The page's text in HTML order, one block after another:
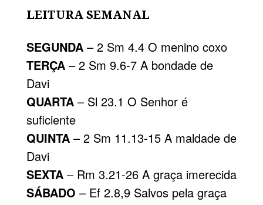
LEITURA SEMANAL
SEGUNDA – 2 Sm 4.4 O menino coxo
TERÇA – 2 Sm 9.6-7 A bondade de
Davi
QUARTA – Sl 23.1 O Senhor é
suficiente
QUINTA– 2 Sm 11.13-15 A maldade de
Davi
SEXTA – Rm 3.21-26 A graça imerecida
SÁBADO – Ef 2.8,9 Salvos pela graça